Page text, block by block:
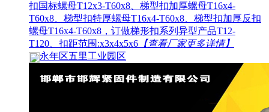
扣国标螺母T12x3-T60x8、梯型扣加厚螺母T16x4-
T60x8、梯型扣特厚螺母T16x4-T60x8、梯型扣加厚反扣
螺母T16x4-T60x8，订做梯形扣系列异型产品T12-
T120、扣距范围:x3x4x5x6 【查看厂家更多详情】
永年区五里工业园区